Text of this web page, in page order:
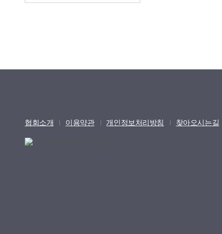
협회소개 이용약관 개인정보처리방침 찾아오시는길